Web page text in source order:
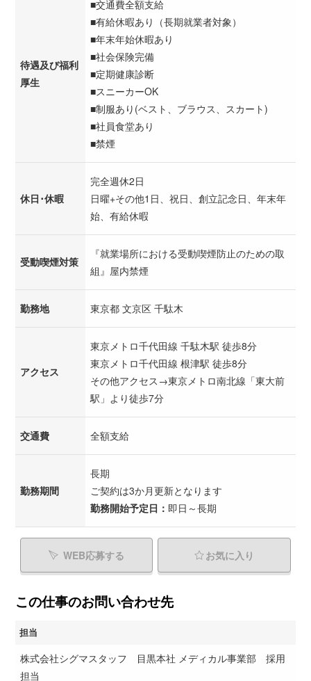
待遇及び福利
厚生
■交通費全額支給
■有給休暇あり（長期就業者対象）
■年末年始休暇あり
■社会保険完備
■定期健康診断
■スニーカーOK
■制服あり(ベスト、ブラウス、スカート)
■社員食堂あり
■禁煙
休日･休暇
完全週休2日
日曜+その他1日、祝日、創立記念日、年末年
始、有給休暇
受動喫煙対策
『就業場所における受動喫煙防止のための取
組』屋内禁煙
勤務地 東京都 文京区 千駄木
アクセス
東京メトロ千代田線 千駄木駅 徒歩8分
東京メトロ千代田線 根津駅 徒歩8分
その他アクセス→東京メトロ南北線「東大前
駅」より徒歩7分
交通費 全額支給
勤務期間
長期
ご契約は3か月更新となります
勤務開始予定日： 即日～長期
WEB応募する お気に入り
この仕事のお問い合わせ先
担当
株式会社シグマスタッフ 目黒本社 メディカル事業部 採用
担当